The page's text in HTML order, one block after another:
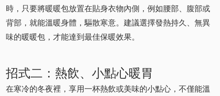
時，只要將暖暖包放置在貼身衣物內側，例如腰部、腹部或
背部，就能溫暖身體，驅散寒意。建議選擇發熱持久、無異
味的暖暖包，才能達到最佳保暖效果。
招式二：熱飲、小點心暖胃
在寒冷的冬夜裡，享用一杯熱飲或美味的小點心，不僅能溫